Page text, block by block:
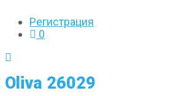
Регистрация
0
Oliva 26029